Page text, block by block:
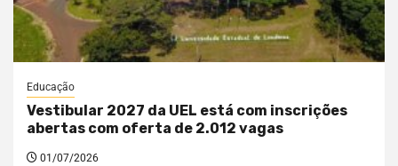
Educação
Vestibular 2027 da UEL está com inscrições
abertas com oferta de 2.012 vagas
01/07/2026